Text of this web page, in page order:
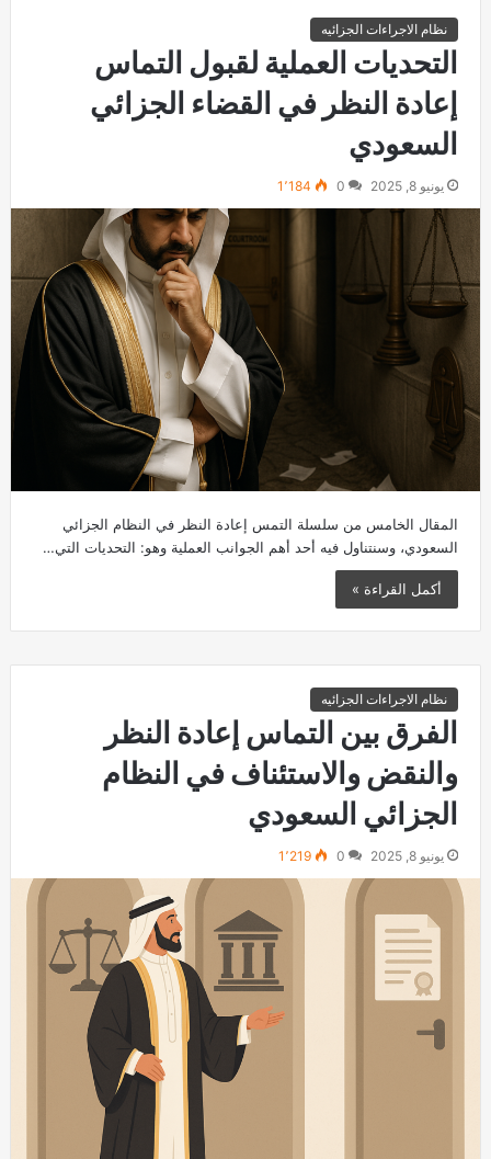
نظام الاجراءات الجزائيه
التحديات العملية لقبول التماس
إعادة النظر في القضاء الجزائي
السعودي
يونيو 8, 2025 0 1٬184
المقال الخامس من سلسلة التمس إعادة النظر في النظام الجزائي
السعودي، وسنتناول فيه أحد أهم الجوانب العملية وهو: التحديات التي…
أكمل القراءة »
نظام الاجراءات الجزائيه
الفرق بين التماس إعادة النظر
والنقض والاستئناف في النظام
الجزائي السعودي
يونيو 8, 2025 0 1٬219